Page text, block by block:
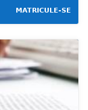
MATRICULE-SE